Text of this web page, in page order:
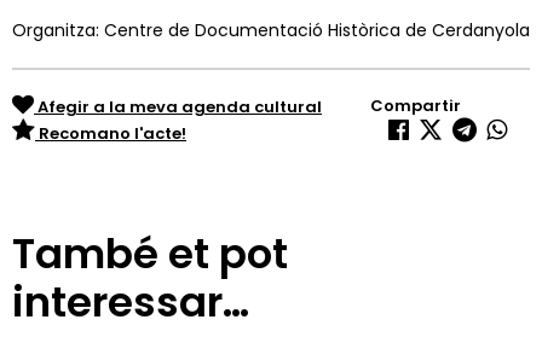
Organitza: Centre de Documentació Històrica de Cerdanyola
Afegir a la meva agenda cultural
Recomano l'acte!
Compartir
També et pot
interessar…